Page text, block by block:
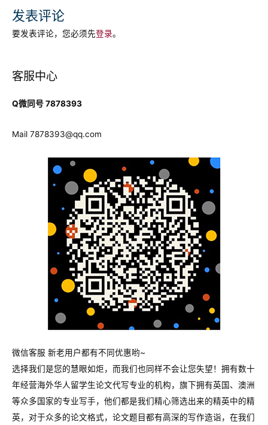
航
发表评论
要发表评论，您必须先登录。
客服中心
Q微同号 7878393
Mail 7878393@qq.com
微信客服 新老用户都有不同优惠哟~
选择我们是您的慧眼如炬，而我们也同样不会让您失望！拥有数十
年经营海外华人留学生论文代写专业的机构，旗下拥有英国、澳洲
等众多国家的专业写手，他们都是我们精心筛选出来的精英中的精
英，对于众多的论文格式，论文题目都有高深的写作造诣，在我们